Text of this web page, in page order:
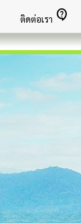
ติดต่อเรา contact_support